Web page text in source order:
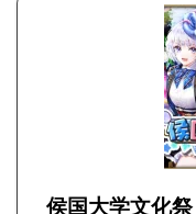
侯国大学文化